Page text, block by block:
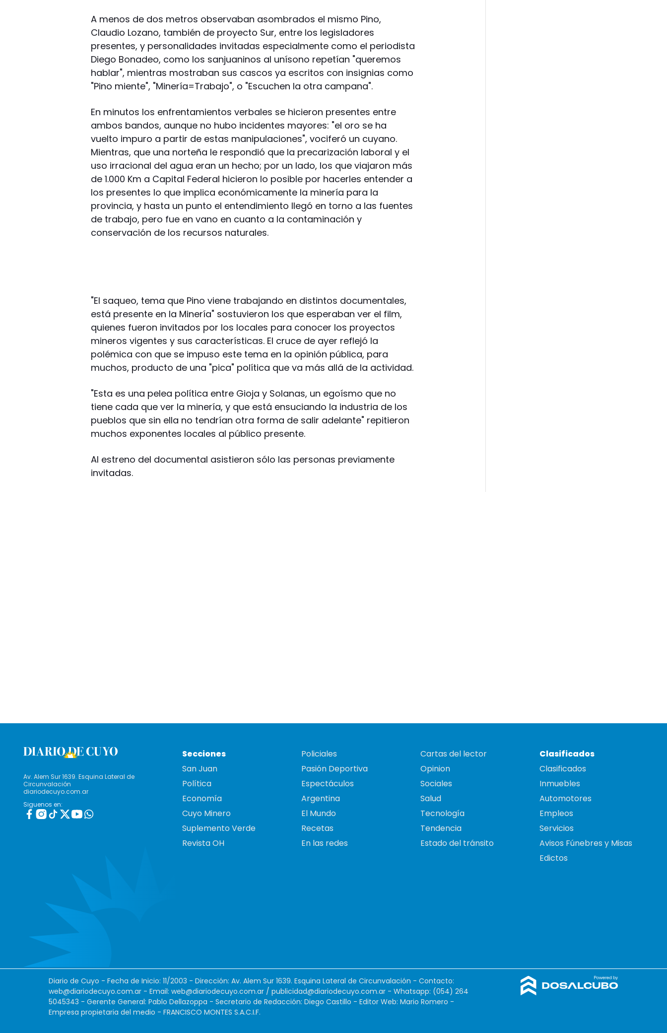
A menos de dos metros observaban asombrados el mismo Pino,
Claudio Lozano, también de proyecto Sur, entre los legisladores
presentes, y personalidades invitadas especialmente como el periodista
Diego Bonadeo, como los sanjuaninos al unísono repetían "queremos
hablar", mientras mostraban sus cascos ya escritos con insignias como
"Pino miente", "Minería=Trabajo", o "Escuchen la otra campana".
En minutos los enfrentamientos verbales se hicieron presentes entre
ambos bandos, aunque no hubo incidentes mayores: "el oro se ha
vuelto impuro a partir de estas manipulaciones", vociferó un cuyano.
Mientras, que una norteña le respondió que la precarización laboral y el
uso irracional del agua eran un hecho; por un lado, los que viajaron más
de 1.000 Km a Capital Federal hicieron lo posible por hacerles entender a
los presentes lo que implica económicamente la minería para la
provincia, y hasta un punto el entendimiento llegó en torno a las fuentes
de trabajo, pero fue en vano en cuanto a la contaminación y
conservación de los recursos naturales.
"El saqueo, tema que Pino viene trabajando en distintos documentales,
está presente en la Minería" sostuvieron los que esperaban ver el film,
quienes fueron invitados por los locales para conocer los proyectos
mineros vigentes y sus características. El cruce de ayer reflejó la
polémica con que se impuso este tema en la opinión pública, para
muchos, producto de una "pica" política que va más allá de la actividad.
"Esta es una pelea política entre Gioja y Solanas, un egoísmo que no
tiene cada que ver la minería, y que está ensuciando la industria de los
pueblos que sin ella no tendrían otra forma de salir adelante" repitieron
muchos exponentes locales al público presente.
Al estreno del documental asistieron sólo las personas previamente
invitadas.
Av. Alem Sur 1639. Esquina Lateral de
Circunvalación
diariodecuyo.com.ar
Siguenos en:
Secciones
San Juan
Política
Economía
Cuyo Minero
Suplemento Verde
Revista OH
Policiales
Pasión Deportiva
Espectáculos
Argentina
El Mundo
Recetas
En las redes
Cartas del lector
Opinion
Sociales
Salud
Tecnología
Tendencia
Estado del tránsito
Clasificados
Clasificados
Inmuebles
Automotores
Empleos
Servicios
Avisos Fúnebres y Misas
Edictos
Diario de Cuyo - Fecha de Inicio: 11/2003 - Dirección: Av. Alem Sur 1639. Esquina Lateral de Circunvalación - Contacto:
web@diariodecuyo.com.ar - Email: web@diariodecuyo.com.ar / publicidad@diariodecuyo.com.ar - Whatsapp: (054) 264
5045343 - Gerente General: Pablo Dellazoppa - Secretario de Redacción: Diego Castillo - Editor Web: Mario Romero -
Empresa propietaria del medio - FRANCISCO MONTES S.A.C.I.F.